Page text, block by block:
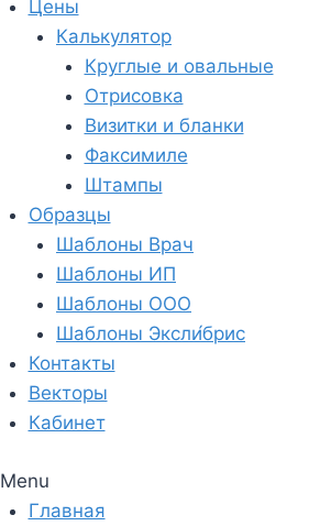
Цены
Калькулятор
Круглые и овальные
Отрисовка
Визитки и бланки
Факсимиле
Штампы
Образцы
Шаблоны Врач
Шаблоны ИП
Шаблоны ООО
Шаблоны Эксли́брис
Контакты
Векторы
Кабинет
Menu
Главная